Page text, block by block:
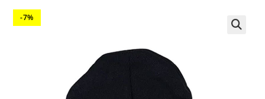
-7%